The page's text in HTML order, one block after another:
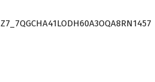
Z7_7QGCHA41LODH60A3OQA8RN1457